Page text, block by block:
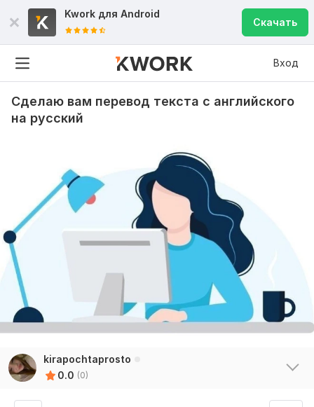
Kwork для Android
Скачать
Вход
Сделаю вам перевод текста с английского
на русский
kirapochtaprosto
0.0 (0)